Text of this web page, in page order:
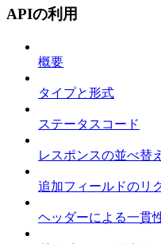
APIの利用
概要
タイプと形式
ステータスコード
レスポンスの並べ替え
追加フィールドのリ
ヘッダーによる一貫